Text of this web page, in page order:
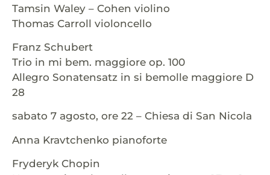
Tamsin Waley – Cohen violino
Thomas Carroll violoncello
Franz Schubert
Trio in mi bem. maggiore op. 100
Allegro Sonatensatz in si bemolle maggiore D
28
sabato 7 agosto, ore 22 – Chiesa di San Nicola
Anna Kravtchenko pianoforte
Fryderyk Chopin